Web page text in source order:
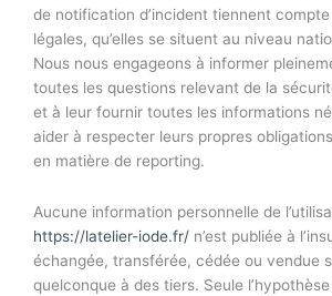
de notification d’incident tiennent
légales, qu’elles se situent au niveau
Nous nous engageons à informer
toutes les questions relevant de la
et à leur fournir toutes les informations
aider à respecter leurs propres
en matière de reporting.
Aucune information personnelle de
https://latelier-iode.fr/ n’est publiée à
échangée, transférée, cédée ou vendue
quelconque à des tiers. Seule